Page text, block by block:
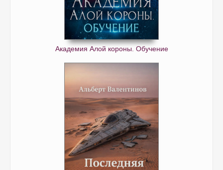
Академия Алой короны. Обучение